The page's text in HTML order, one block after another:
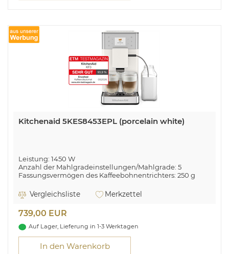
Kitchenaid 5KES8453EPL (porcelain white)
Leistung: 1450 W
Anzahl der Mahlgradeinstellungen/Mahlgrade: 5
Fassungsvermögen des Kaffeebohnentrichters: 250 g
Heiztechnologie: Thermocoil* (einfach)
Aufheizdauer: < 50 Sekunden
Kapazität des herausnehmbaren Wassertanks: 1,8 l
Anzahl der Kaffeeausläufe: 2
Vergleichsliste Merkzettel
739,00 EUR
Auf Lager, Lieferung in 1-3 Werktagen
In den Warenkorb